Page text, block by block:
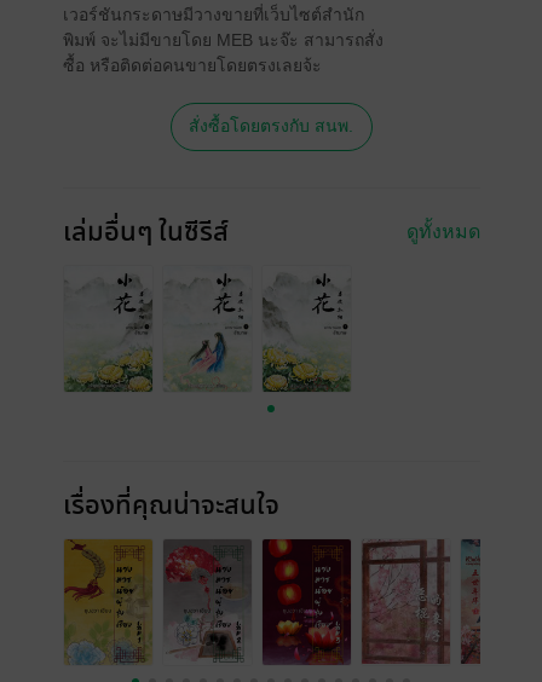
เวอร์ชันกระดาษมีวางขายที่เว็บไซต์สำนัก
พิมพ์ จะไม่มีขายโดย MEB นะจ๊ะ สามารถสั่ง
ซื้อ หรือติดต่อคนขายโดยตรงเลยจ้ะ
สั่งซื้อโดยตรงกับ สนพ.
เล่มอื่นๆ ในซีรีส์ ดูทั้งหมด
เรื่องที่คุณน่าจะสนใจ